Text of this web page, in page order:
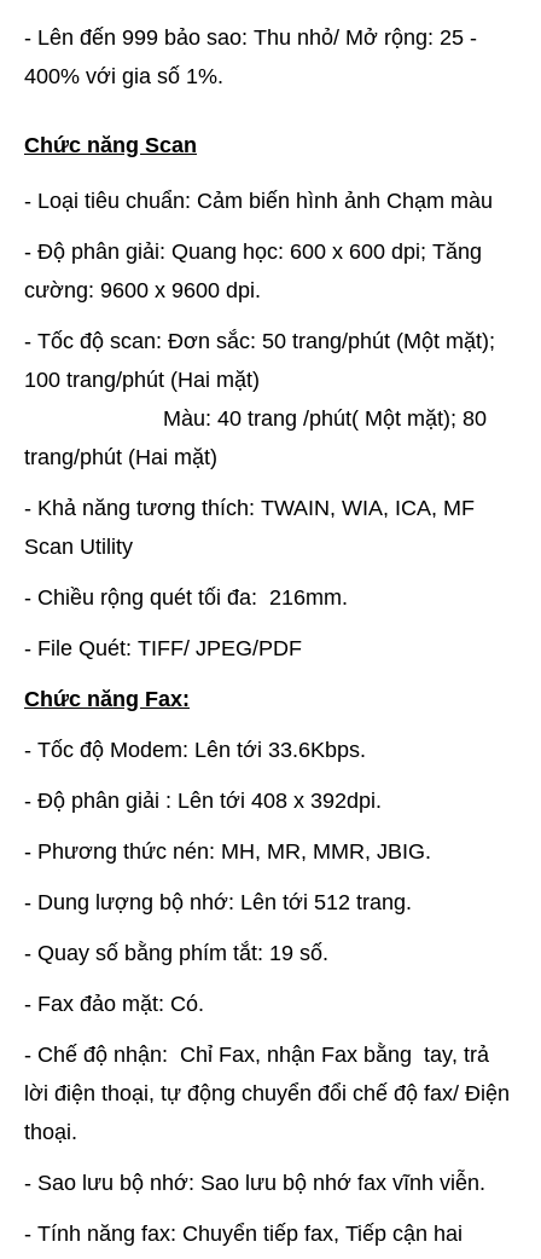
- Lên đến 999 bảo sao: Thu nhỏ/ Mở rộng: 25 -
400% với gia số 1%.
Chức năng Scan
- Loại tiêu chuẩn: Cảm biến hình ảnh Chạm màu
- Độ phân giải: Quang học: 600 x 600 dpi; Tăng
cường: 9600 x 9600 dpi.
- Tốc độ scan: Đơn sắc: 50 trang/phút (Một mặt);
100 trang/phút (Hai mặt)
Màu: 40 trang /phút( Một mặt); 80
trang/phút (Hai mặt)
- Khả năng tương thích: TWAIN, WIA, ICA, MF
Scan Utility
- Chiều rộng quét tối đa: 216mm.
- File Quét: TIFF/ JPEG/PDF
Chức năng Fax:
- Tốc độ Modem: Lên tới 33.6Kbps.
- Độ phân giải : Lên tới 408 x 392dpi.
- Phương thức nén: MH, MR, MMR, JBIG.
- Dung lượng bộ nhớ: Lên tới 512 trang.
- Quay số bằng phím tắt: 19 số.
- Fax đảo mặt: Có.
- Chế độ nhận: Chỉ Fax, nhận Fax bằng tay, trả
lời điện thoại, tự động chuyển đổi chế độ fax/ Điện
thoại.
- Sao lưu bộ nhớ: Sao lưu bộ nhớ fax vĩnh viễn.
- Tính năng fax: Chuyển tiếp fax, Tiếp cận hai